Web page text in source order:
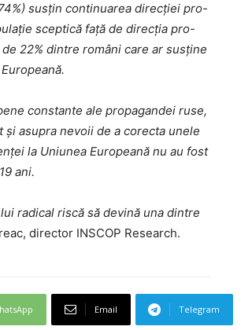
susțin continuarea direcției pro-
sceptică față de direcția pro-
22% dintre români care ar susține
constante ale propagandei ruse,
asupra nevoii de a corecta unele
la Uniunea Europeană nu au fost
ani.
radical riscă să devină una dintre
director INSCOP Research.
Email Telegram